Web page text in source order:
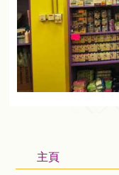
主頁